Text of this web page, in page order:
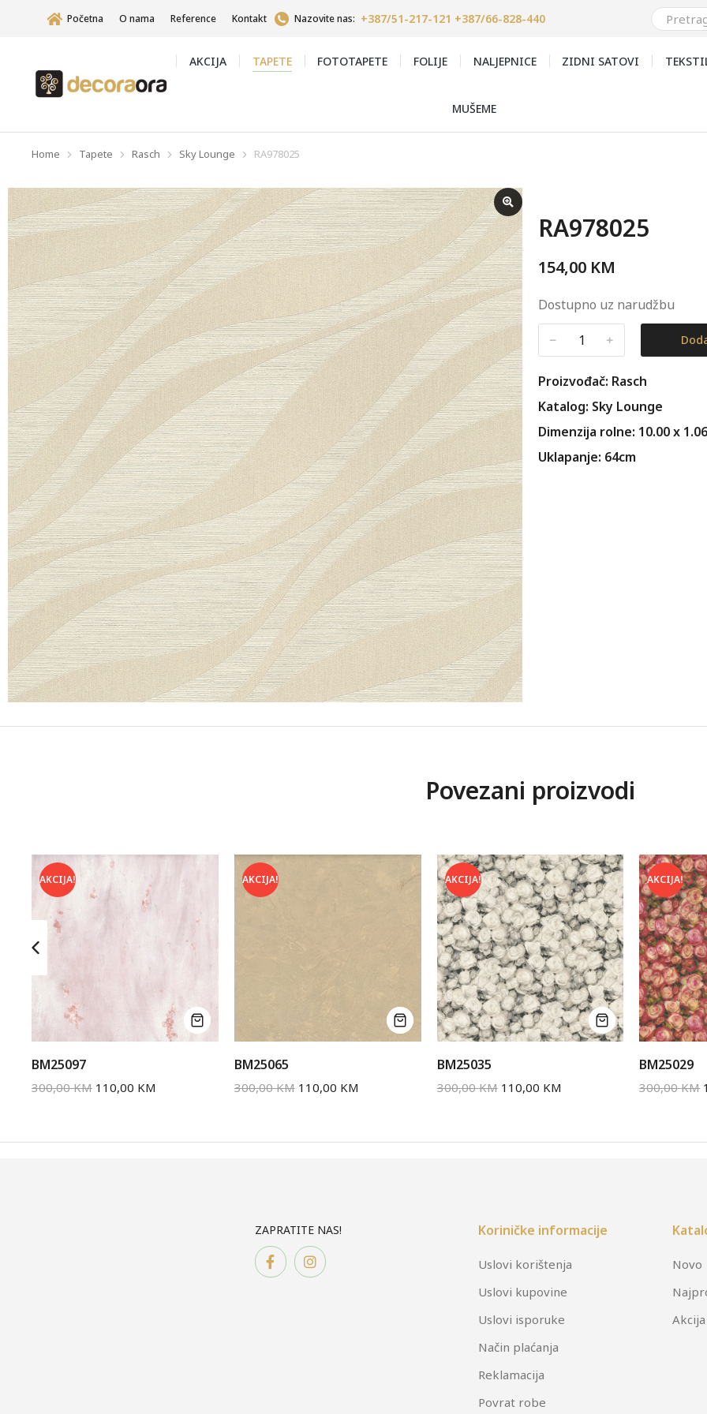
Početna O nama Reference Kontakt Nazovite nas: +387/51-217-121 +387/66-828-440
AKCIJA TAPETE FOTOTAPETE FOLIJE NALJEPNICE ZIDNI SATOVI
MUŠEME
You are here:
Home Tapete Rasch Sky Lounge RA978025
RA978025
154,00 KM
Dostupno uz narudžbu
﹣ ﹢
Proizvođač: Rasch
Katalog: Sky Lounge
Dimenzija rolne: 10.00 x
Uklapanje: 64cm
Povezani proizvodi
AKCIJA!
BM25097
300,00KM 110,00 KM
AKCIJA!
BM25065
300,00KM 110,00 KM
AKCIJA!
BM25035
300,00KM 110,00 KM
AKCIJA!
BM25029
300,00KM
ZAPRATITE NAS! Koriničke informacije
Uslovi korištenja
Uslovi kupovine
Uslovi isporuke
Način plaćanja
Reklamacija
Povrat robe
Novo
Akcija